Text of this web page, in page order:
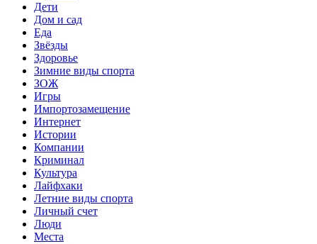
Дети
Дом и сад
Еда
Звёзды
Здоровье
Зимние виды спорта
ЗОЖ
Игры
Импортозамещение
Интернет
Истории
Компании
Криминал
Культура
Лайфхаки
Летние виды спорта
Личный счет
Люди
Места